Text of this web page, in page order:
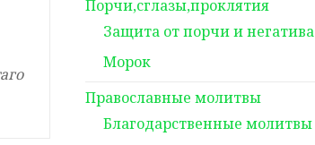
Порчи,сглазы,проклятия
Защита от порчи и негатива
Морок
Православные молитвы
Благодарственные молитвы